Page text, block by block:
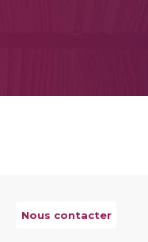
Nous contacter